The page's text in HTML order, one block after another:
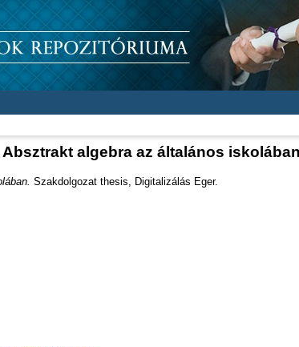
Absztrakt algebra az általános iskolában
Szakdolgozat thesis, Digitalizálás Eger.